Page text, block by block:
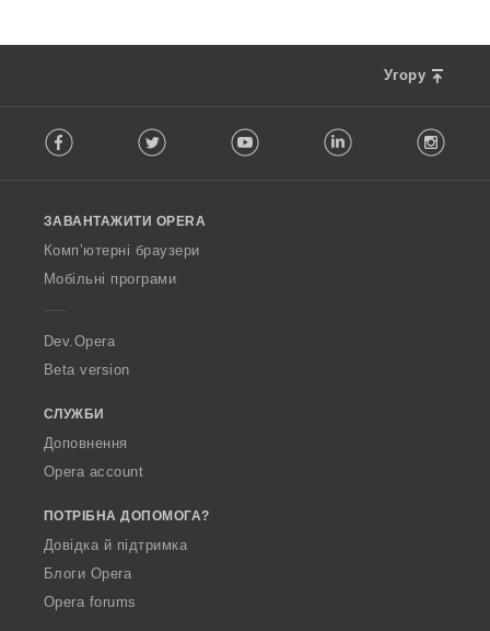
Угору
o
w
O
p
a
Facebook Twitter Youtube LinkedIn
ЗАВАНТАЖИТИ OPERA
Комп’ютерні браузери
Мобільні програми
Dev.Opera
Beta version
СЛУЖБИ
Доповнення
Opera account
ПОТРІБНА ДОПОМОГА?
Довідка й підтримка
Блоги Opera
Opera forums